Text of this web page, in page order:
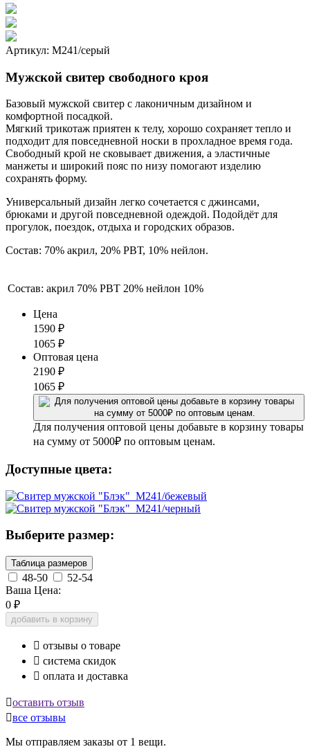
Артикул: М241/серый
Мужской свитер свободного кроя
Базовый мужской свитер с лаконичным дизайном и
комфортной посадкой.
Мягкий трикотаж приятен к телу, хорошо сохраняет тепло и
подходит для повседневной носки в прохладное время года.
Свободный крой не сковывает движения, а эластичные
манжеты и широкий пояс по низу помогают изделию
сохранять форму.
Универсальный дизайн легко сочетается с джинсами,
брюками и другой повседневной одеждой. Подойдёт для
прогулок, поездок, отдыха и городских образов.
Состав: 70% акрил, 20% РВТ, 10% нейлон.
Состав: акрил 70% РВТ 20% нейлон 10%
Цена
1590 ₽
1065 ₽
Оптовая цена
2190 ₽
1065 ₽
Для получения оптовой цены добавьте в корзину товары
на сумму от 5000₽ по оптовым ценам.
Доступные цвета:
Выберите размер:
Таблица размеров
48-50
52-54
Ваша Цена:
0 ₽
добавить в корзину
 отзывы о товаре
 система скидок
 оплата и доставка
оставить отзыв
все отзывы
Мы отправляем заказы от 1 вещи.